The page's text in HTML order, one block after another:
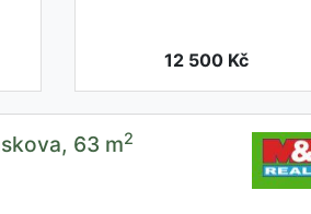
12 500 Kč
63 m2